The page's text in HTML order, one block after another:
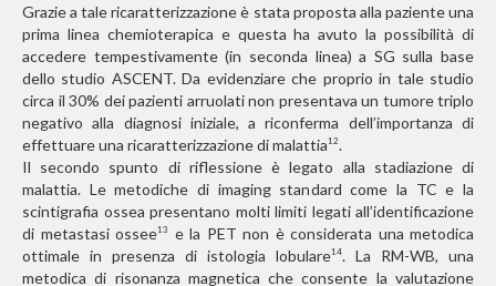
Grazie a tale ricaratterizzazione è stata proposta alla paziente una
prima linea chemioterapica e questa ha avuto la possibilità di
accedere tempestivamente (in seconda linea) a SG sulla base
dello studio ASCENT. Da evidenziare che proprio in tale studio
circa il 30% dei pazienti arruolati non presentava un tumore triplo
negativo alla diagnosi iniziale, a riconferma dell’importanza di
effettuare una ricaratterizzazione di malattia12.
Il secondo spunto di riflessione è legato alla stadiazione di
malattia. Le metodiche di imaging standard come la TC e la
scintigrafia ossea presentano molti limiti legati all’identificazione
di metastasi ossee13
e la PET non è considerata una metodica
ottimale in presenza di istologia lobulare14. La RM-WB, una
metodica di risonanza magnetica che consente la valutazione